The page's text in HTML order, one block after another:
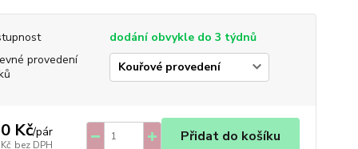
dodání obvykle do 3 týdnů
provedení
Kč/pár
bez DPH
Přidat do košíku